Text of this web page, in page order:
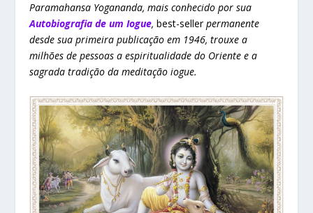
Paramahansa Yogananda, mais conhecido por sua
Autobiografia de um Iogue,best-sellerpermanente
desde sua primeira publicação em 1946, trouxe a
milhões de pessoas a espiritualidade do Oriente e a
sagrada tradição da meditação iogue.